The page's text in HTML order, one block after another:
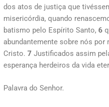
dos atos de justiça que
misericórdia, quando
batismo pelo Espírito Santo, 6
abundantemente sobre nós
Cristo. 7 Justificados assim
esperança herdeiros da vida
Palavra do Senhor.